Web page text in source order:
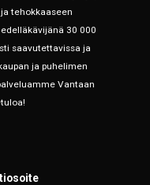
tehokkaaseen
30 000
saavutettavissa ja
ja puhelimen
Vantaan